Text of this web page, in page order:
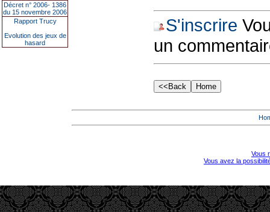
Décret n° 2006- 1386
du 15 novembre 2006
Rapport Trucy
Evolution des jeux de
hasard
S'inscrire
un
Vous
Vous avez la